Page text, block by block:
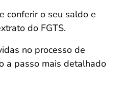
conferir o seu saldo e
do FGTS.
no processo de
a passo mais detalhado